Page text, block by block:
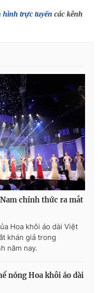
hình trực tuyến các kênh
chính thức ra mắt
Hoa khôi áo dài Việt
khán giả trong
năm nay.
nóng Hoa khôi áo dài